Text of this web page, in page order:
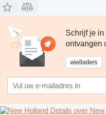
Schrijf je
ontvangen
wielladers
Details over